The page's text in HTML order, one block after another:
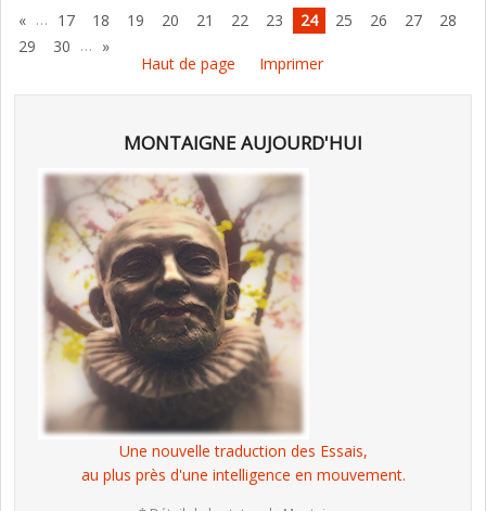
« … 17 18 19 20 21 22 23 24 25 26 27
28
29
30 … »
Haut de page
Imprimer
MONTAIGNE AUJOURD'HUI
Une nouvelle traduction des Essais,
au plus près d'une intelligence en mouvement.